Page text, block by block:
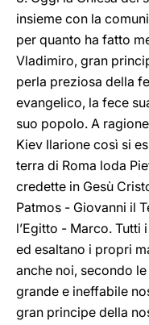
insieme con la
per quanto ha fatto
Vladimiro, gran
perla preziosa della
evangelico, la fece
suo popolo. A
Kiev Ilarione così si
terra di Roma loda
credette in Gesù
Patmos - Giovanni il
l’Egitto - Marco. Tutti
ed esaltano i propri
anche noi, secondo
grande e ineffabile
gran principe della